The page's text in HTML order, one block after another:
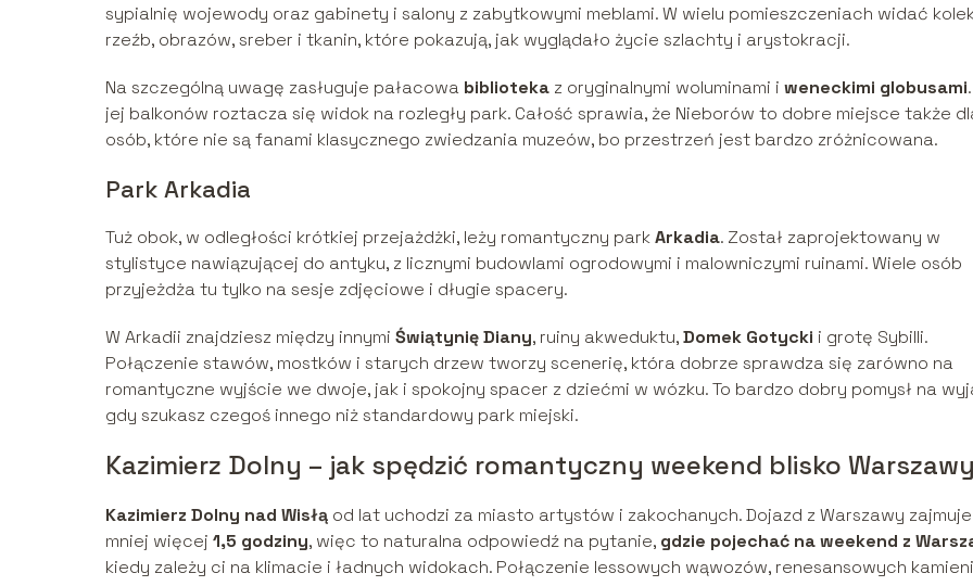
sypialnię wojewody oraz gabinety i salony z zabytkowymi meblami. W wielu pomieszczeniach widać
rzeźb, obrazów, sreber i tkanin, które pokazują, jak wyglądało życie szlachty i arystokracji.
Na szczególną uwagę zasługuje pałacowa biblioteka z oryginalnymi woluminami i weneckimi globusami
jej balkonów roztacza się widok na rozległy park. Całość sprawia, że Nieborów to dobre miejsce także
osób, które nie są fanami klasycznego zwiedzania muzeów, bo przestrzeń jest bardzo zróżnicowana.
Park Arkadia
Tuż obok, w odległości krótkiej przejażdżki, leży romantyczny parkArkadia. Został zaprojektowany w
stylistyce nawiązującej do antyku, z licznymi budowlami ogrodowymi i malowniczymi ruinami. Wiele osób
przyjeżdża tu tylko na sesje zdjęciowe i długie spacery.
W Arkadii znajdziesz między innymi Świątynię Diany, ruiny akweduktu,Domek Gotycki i grotę Sybilli.
Połączenie stawów, mostków i starych drzew tworzy scenerię, która dobrze sprawdza się zarówno na
romantyczne wyjście we dwoje, jak i spokojny spacer z dziećmi w wózku. To bardzo dobry pomysł na
gdy szukasz czegoś innego niż standardowy park miejski.
Kazimierz Dolny – jak spędzić romantyczny weekend blisko
Kazimierz Dolny nad Wisłą od lat uchodzi za miasto artystów i zakochanych. Dojazd z Warszawy zajmuje
mniej więcej 1,5 godziny, więc to naturalna odpowiedź na pytanie, gdzie pojechać na weekend z
kiedy zależy ci na klimacie i ładnych widokach. Połączenie lessowych wąwozów, renesansowych